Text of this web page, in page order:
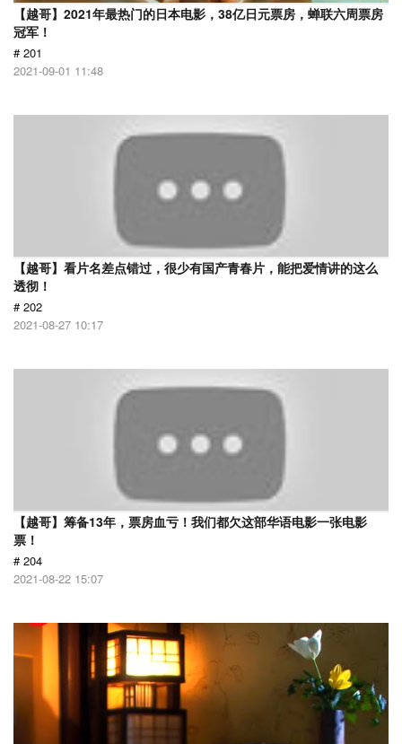
【越哥】2021年最热门的日本电影，38亿日元票房，蝉联六周票房
冠军！
# 201
2021-09-01 11:48
【越哥】看片名差点错过，很少有国产青春片，能把爱情讲的这么
透彻！
# 202
2021-08-27 10:17
【越哥】筹备13年，票房血亏！我们都欠这部华语电影一张电影
票！
# 204
2021-08-22 15:07